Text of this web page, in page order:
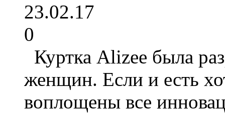
23.02.17
0
Куртка Alizee была
женщин. Если и есть
воплощены все